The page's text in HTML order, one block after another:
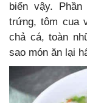
biển vậy.
trứng, tôm cua
chả cá, toàn
sao món ăn lại